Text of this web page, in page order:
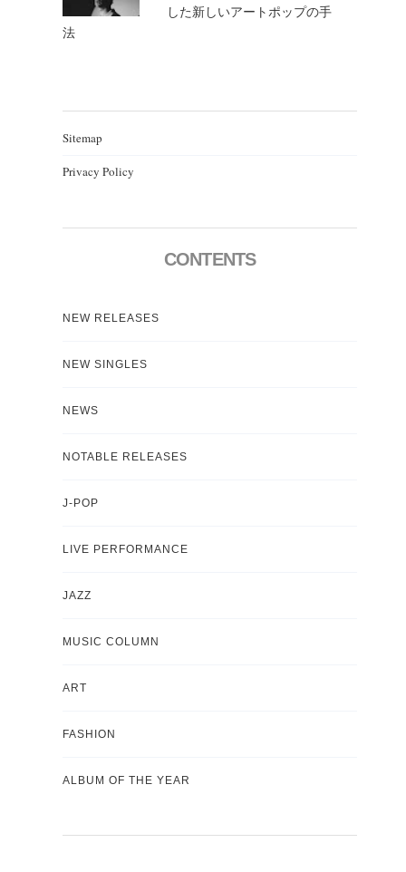
した新しいアートポップの手
法
Sitemap
Privacy Policy
CONTENTS
NEW RELEASES
NEW SINGLES
NEWS
NOTABLE RELEASES
J-POP
LIVE PERFORMANCE
JAZZ
MUSIC COLUMN
ART
FASHION
ALBUM OF THE YEAR